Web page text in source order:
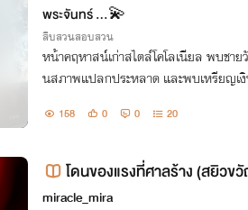
พระจันทร์ ...💫
สืบสวนสอบสวน
หน้าคฤหาสน์เก่าสไตล์โคโลเนียล พบชา
นสภาพแปลกประหลาด และพบเหรียญเงิ
ดในที่เกิดเหตุ "ถ้าผมเป็นคุณ... ผมจะไม่แ
บสารวัตร"...
158 0 0 20
โดนของแรงที่ศาลร้าง (สยิว
miracle_mira